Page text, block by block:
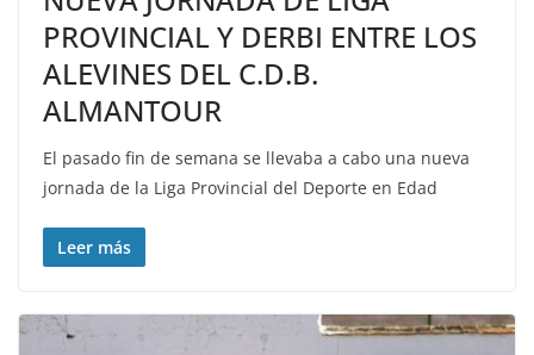
PROVINCIAL Y DERBI ENTRE LOS
ALEVINES DEL C.D.B.
ALMANTOUR
El pasado fin de semana se llevaba a cabo una nueva
jornada de la Liga Provincial del Deporte en Edad
Leer más